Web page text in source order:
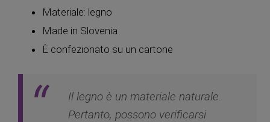
Materiale: legno
Made in Slovenia
È confezionato su un cartone
Il legno è un materiale naturale.
Pertanto, possono verificarsi